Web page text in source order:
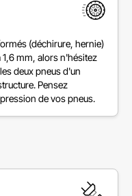
(déchirure, hernie)
mm, alors n'hésitez
deux pneus d'un
Pensez
de vos pneus.